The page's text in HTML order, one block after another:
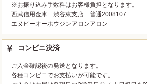
※お振り込み手数料はお客様負担となります。
西武信用金庫 渋谷東支店 普通2008107
エヌピーオーホウジンアロンアロン
コンビニ決済
ご入金確認後の発送となります。
各種コンビニでお支払いが可能です。